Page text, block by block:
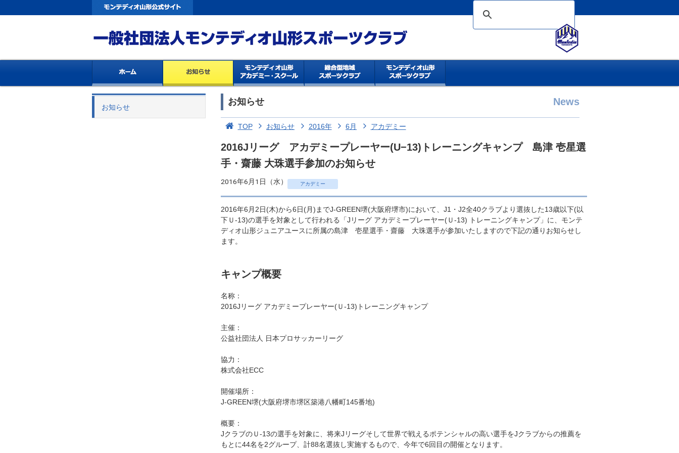
お知らせ
お知らせ News
TOP お知らせ 2016年 6月 アカデミー
2016Jリーグ アカデミープレーヤー(U−13)トレーニングキャンプ 島津 壱星選
手・齋藤 大珠選手参加のお知らせ
2016年6月1日（水） アカデミー
2016年6月2日(木)から6日(月)までJ-GREEN堺(大阪府堺市)において、J1・J2全40クラブより選抜した13歳以下(以
下Ｕ-13)の選手を対象として行われる「Jリーグ アカデミープレーヤー(Ｕ-13) トレーニングキャンプ」に、モンテ
ディオ山形ジュニアユースに所属の島津 壱星選手・齋藤 大珠選手が参加いたしますので下記の通りお知らせし
ます。
キャンプ概要
名称：
2016Jリーグ アカデミープレーヤー(Ｕ-13)トレーニングキャンプ
主催：
公益社団法人 日本プロサッカーリーグ
協力：
株式会社ECC
開催場所：
J-GREEN堺(大阪府堺市堺区築港八幡町145番地)
概要：
JクラブのＵ-13の選手を対象に、将来Jリーグそして世界で戦えるポテンシャルの高い選手をJクラブからの推薦を
もとに44名を2グループ、計88名選抜し実施するもので、今年で6回目の開催となります。